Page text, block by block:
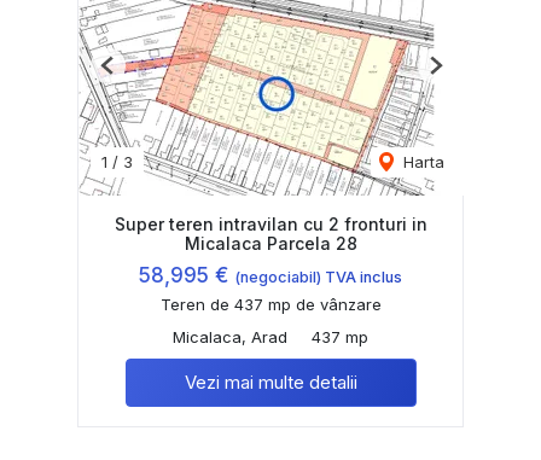
1 / 3 Harta
Previous Next
Super teren intravilan cu 2 fronturi in
Micalaca Parcela 28
58,995 € (negociabil) TVA inclus
Teren de 437 mp de vânzare
Micalaca, Arad
437 mp
Vezi mai multe detalii